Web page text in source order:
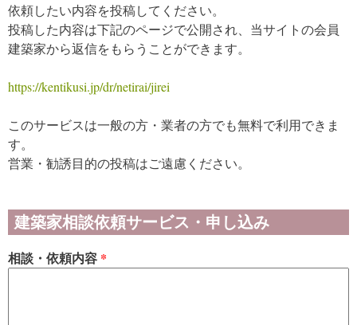
依頼したい内容を投稿してください。
投稿した内容は下記のページで公開され、当サイトの会員
建築家から返信をもらうことができます。
https://kentikusi.jp/dr/netirai/jirei
このサービスは一般の方・業者の方でも無料で利用できま
す。
営業・勧誘目的の投稿はご遠慮ください。
建築家相談依頼サービス・申し込み
相談・依頼内容 *